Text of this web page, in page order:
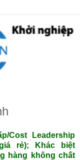
Cost Leadership
rẻ); Khác biệt
hàng không chất